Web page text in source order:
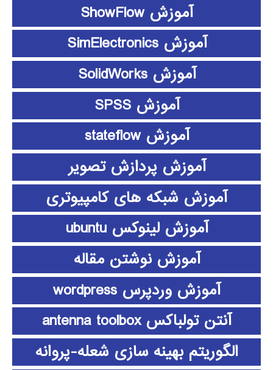
آموزش ShowFlow
آموزش SimElectronics
آموزش SolidWorks
آموزش SPSS
آموزش stateflow
آموزش پردازش تصویر
آموزش شبکه های کامپیوتری
آموزش لینوکس ubuntu
آموزش نوشتن مقاله
آموزش وردپرس wordpress
آنتن تولباکس antenna toolbox
الگوریتم بهینه سازی شعله-پروانه